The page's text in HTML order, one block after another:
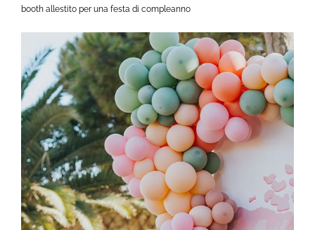
booth allestito per una festa di compleanno